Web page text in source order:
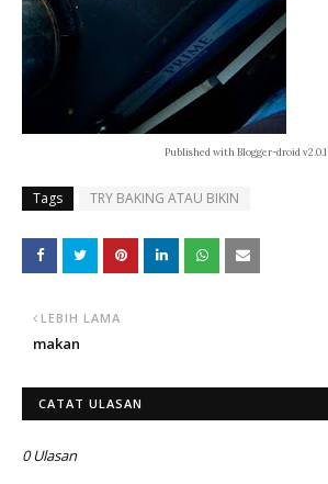
Published with Blogger-droid v2.0.1
Tags TRY BAKING ATAU BIKIN
LEBIH LAMA
makan
CATAT ULASAN
0 Ulasan